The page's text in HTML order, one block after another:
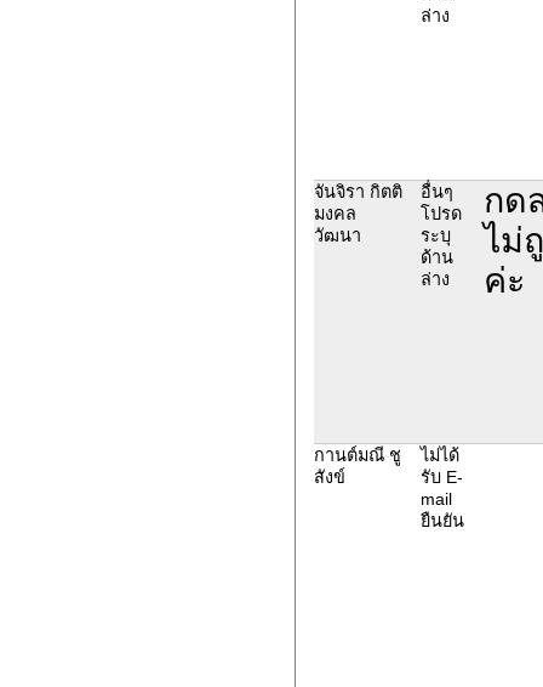
ล่าง
จันจิรา กิตติ
มงคล
วัฒนา
อื่นๆ
โปรด
ระบุ
ด้าน
ล่าง
กด
ไม่
ค่ะ
กานต์มณี ชู
สังข์
ไม่ได้
รับ E-
mail
ยืนยัน